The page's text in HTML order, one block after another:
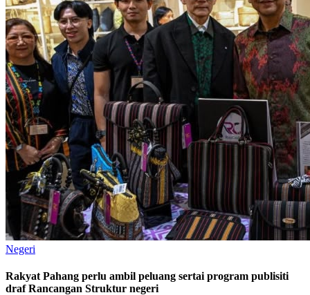
Negeri
Rakyat Pahang perlu ambil peluang sertai program publisiti
draf Rancangan Struktur negeri